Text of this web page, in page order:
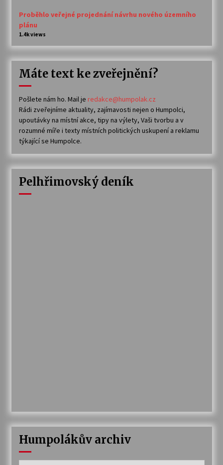
Proběhlo veřejné projednání návrhu nového územního
plánu
1.4k views
Máte text ke zveřejnění?
Pošlete nám ho. Mail je redakce@humpolak.cz
Rádi zveřejníme aktuality, zajímavosti nejen o Humpolci,
upoutávky na místní akce, tipy na výlety, Vaši tvorbu a v
rozumné míře i texty místních politických uskupení a reklamu
týkající se Humpolce.
Pelhřimovský deník
Humpolákův archiv